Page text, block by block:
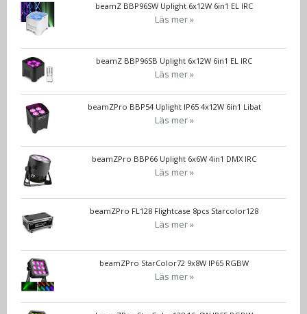
beamZ BBP96SW Uplight 6x12W 6in1 EL IRC
Läs mer »
beamZ BBP96SB Uplight 6x12W 6in1 EL IRC
Läs mer »
beamZPro BBP54 Uplight IP65 4x12W 6in1 Libat
Läs mer »
beamZPro BBP66 Uplight 6x6W 4in1 DMX IRC
Läs mer »
beamZPro FL128 Flightcase 8pcs Starcolor128
Läs mer »
beamZPro StarColor72 9x8W IP65 RGBW
Läs mer »